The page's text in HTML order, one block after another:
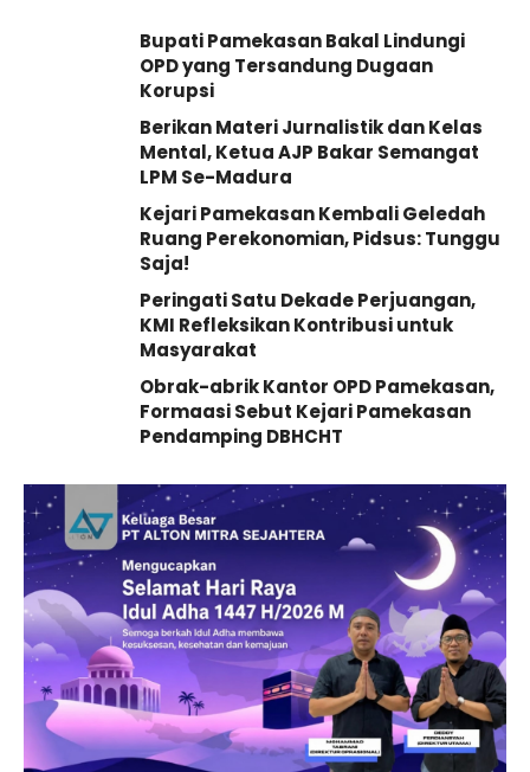
Bupati Pamekasan Bakal Lindungi
OPD yang Tersandung Dugaan
Korupsi
Berikan Materi Jurnalistik dan Kelas
Mental, Ketua AJP Bakar Semangat
LPM Se-Madura
Kejari Pamekasan Kembali Geledah
Ruang Perekonomian, Pidsus: Tunggu
Saja!
Peringati Satu Dekade Perjuangan,
KMI Refleksikan Kontribusi untuk
Masyarakat
Obrak-abrik Kantor OPD Pamekasan,
Formaasi Sebut Kejari Pamekasan
Pendamping DBHCHT